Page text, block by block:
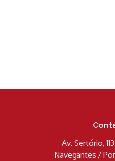
Av. Sertório,
Navegantes /